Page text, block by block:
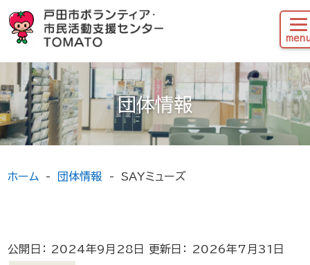
団体情報
ホーム 団体情報 SAYミューズ
公開日： 2024年9月28日 更新日： 2026年7月31日